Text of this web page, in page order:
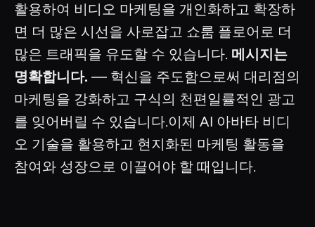
활용하여 비디오 마케팅을 개인화하고 확장하
면 더 많은 시선을 사로잡고 쇼룸 플로어로 더
많은 트래픽을 유도할 수 있습니다. 메시지는
명확합니다. — 혁신을 주도함으로써 대리점의
마케팅을 강화하고 구식의 천편일률적인 광고
를 잊어버릴 수 있습니다.이제 AI 아바타 비디
오 기술을 활용하고 현지화된 마케팅 활동을
참여와 성장으로 이끌어야 할 때입니다.